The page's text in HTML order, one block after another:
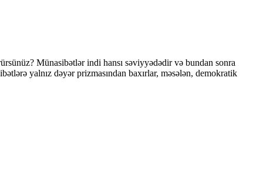
Münasibətlər indi hansı səviyyədədir və bundan sonra
yalnız dəyər prizmasından baxırlar, məsələn, demokratik